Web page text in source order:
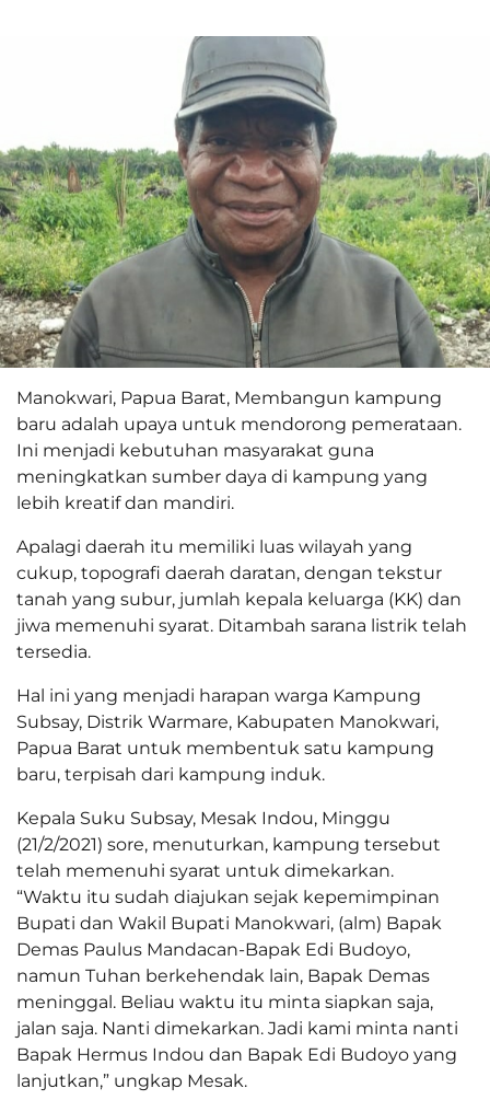
Manokwari, Papua Barat, Membangun kampung
baru adalah upaya untuk mendorong pemerataan.
Ini menjadi kebutuhan masyarakat guna
meningkatkan sumber daya di kampung yang
lebih kreatif dan mandiri.
Apalagi daerah itu memiliki luas wilayah yang
cukup, topografi daerah daratan, dengan tekstur
tanah yang subur, jumlah kepala keluarga (KK) dan
jiwa memenuhi syarat. Ditambah sarana listrik telah
tersedia.
Hal ini yang menjadi harapan warga Kampung
Subsay, Distrik Warmare, Kabupaten Manokwari,
Papua Barat untuk membentuk satu kampung
baru, terpisah dari kampung induk.
Kepala Suku Subsay, Mesak Indou, Minggu
(21/2/2021) sore, menuturkan, kampung tersebut
telah memenuhi syarat untuk dimekarkan.
“Waktu itu sudah diajukan sejak kepemimpinan
Bupati dan Wakil Bupati Manokwari, (alm) Bapak
Demas Paulus Mandacan-Bapak Edi Budoyo,
namun Tuhan berkehendak lain, Bapak Demas
meninggal. Beliau waktu itu minta siapkan saja,
jalan saja. Nanti dimekarkan. Jadi kami minta nanti
Bapak Hermus Indou dan Bapak Edi Budoyo yang
lanjutkan,” ungkap Mesak.